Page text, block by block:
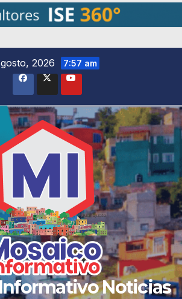
2026
7:57 am
Noticias